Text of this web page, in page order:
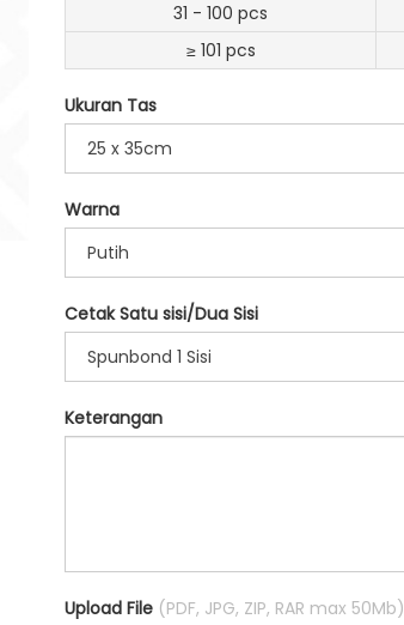
31 - 100 pcs
≥ 101 pcs
Ukuran Tas
25 x 35cm
Warna
Putih
Cetak Satu sisi/Dua Sisi
Spunbond 1 Sisi
Keterangan
Upload File (PDF, JPG, ZIP, RAR max 50Mb)